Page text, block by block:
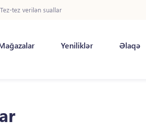
Tez-tez verilən suallar
Yeniliklər Əlaqə